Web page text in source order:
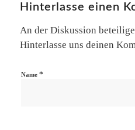
Hinterlasse einen
An der Diskussion
Hinterlasse uns deinen
Name *